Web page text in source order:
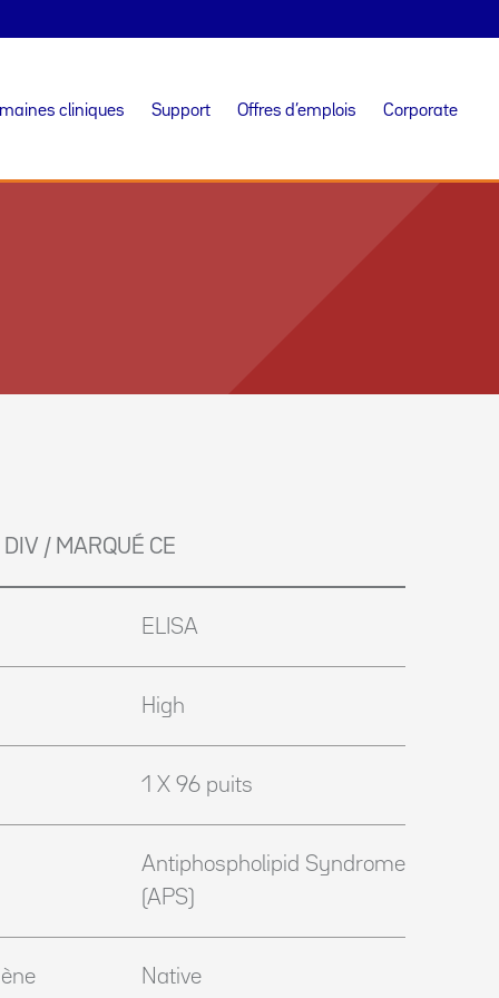
cliniques Support Offres d’emplois Corporate
/ MARQUÉ CE
ELISA
High
1 X 96 puits
Antiphospholipid Syndrome
(APS)
Native